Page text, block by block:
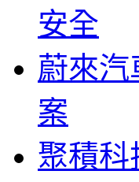
安全
蔚來汽
案
聚積科